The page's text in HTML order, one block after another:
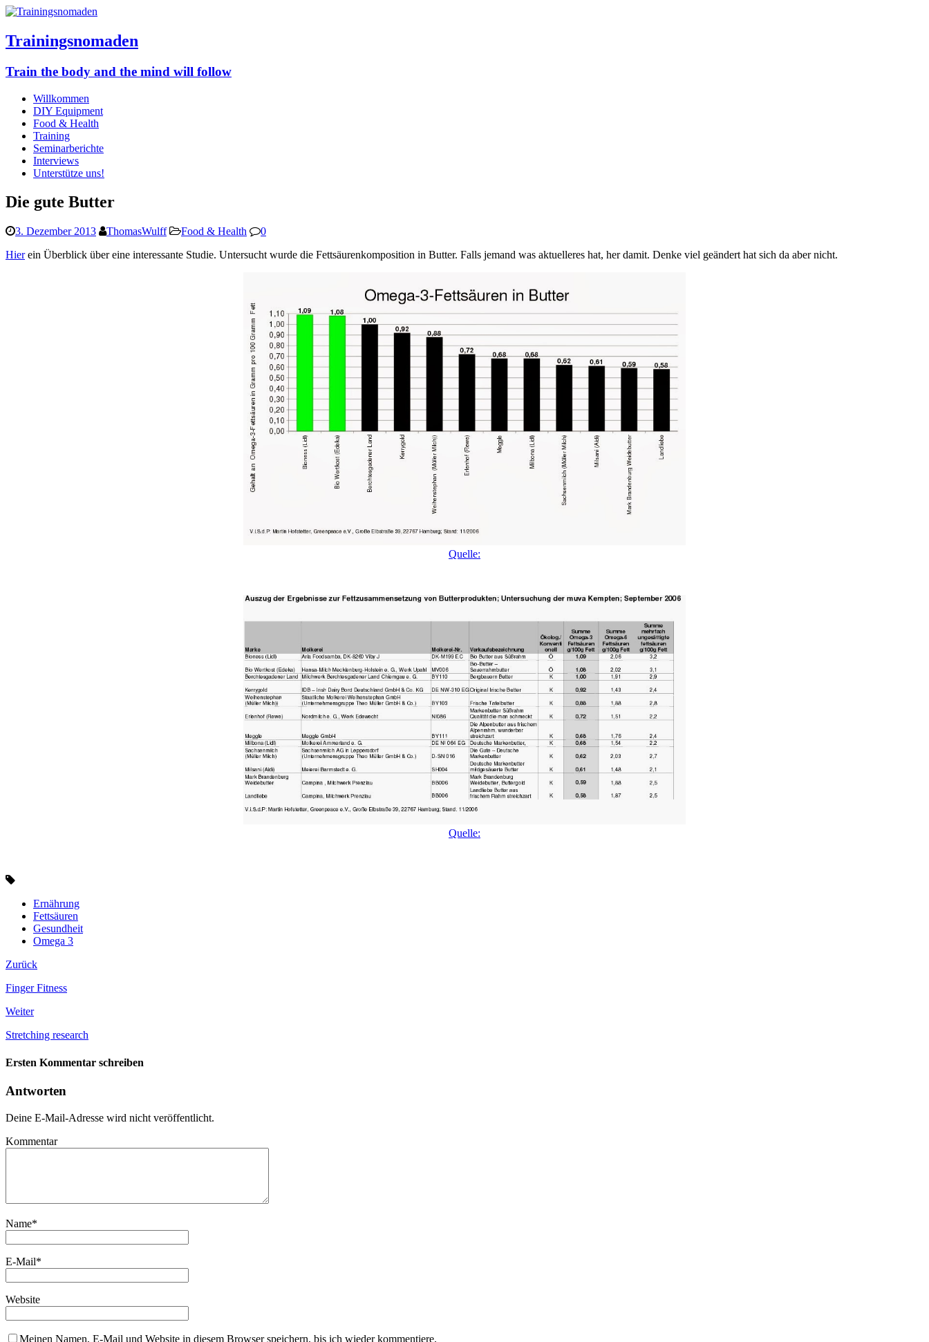
Trainingsnomaden
Train the body and the mind will follow
Willkommen
DIY Equipment
Food & Health
Training
Seminarberichte
Interviews
Unterstütze uns!
Die gute Butter
3. Dezember 2013 ThomasWulff Food & Health
0
Hierein Überblick über eine interessante Studie. Untersucht wurde die Fettsäurenkomposition in Butter. Falls jemand was aktuelleres hat, her damit. Denke viel geändert hat sich da aber nicht.
Quelle:
Quelle:
Ernährung
Fettsäuren
Gesundheit
Omega 3
Zurück
Finger Fitness
Weiter
Stretching research
Ersten Kommentar schreiben
Antworten
Deine E-Mail-Adresse wird nicht veröffentlicht.
Kommentar
Name*
E-Mail*
Website
Meinen Namen, E-Mail und Website in diesem Browser speichern, bis ich wieder kommentiere.